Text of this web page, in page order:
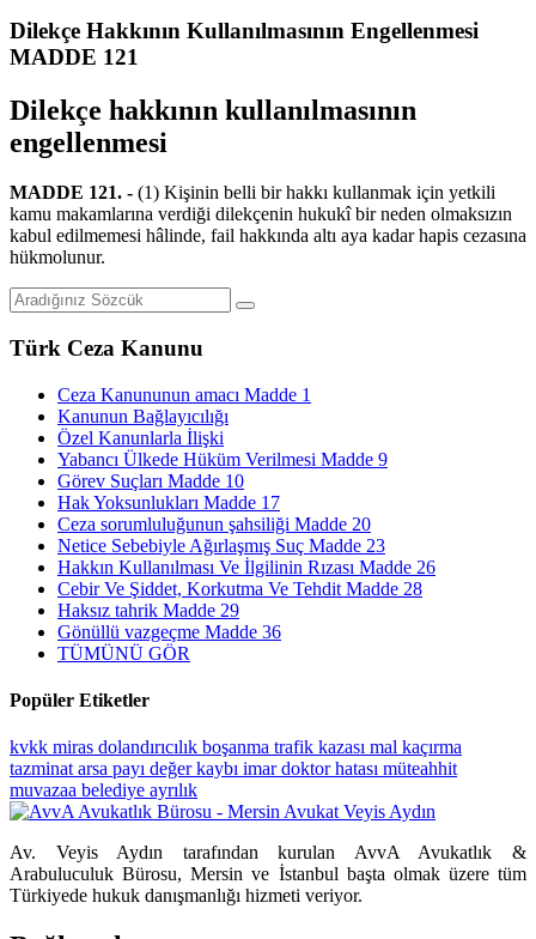
Dilekçe Hakkının Kullanılmasının Engellenmesi
MADDE 121
Dilekçe hakkının kullanılmasının
engellenmesi
MADDE 121. - (1) Kişinin belli bir hakkı kullanmak için yetkili
kamu makamlarına verdiği dilekçenin hukukî bir neden olmaksızın
kabul edilmemesi hâlinde, fail hakkında altı aya kadar hapis cezasına
hükmolunur.
Türk Ceza Kanunu
Ceza Kanununun amacı Madde 1
Kanunun Bağlayıcılığı
Özel Kanunlarla İlişki
Yabancı Ülkede Hüküm Verilmesi Madde 9
Görev Suçları Madde 10
Hak Yoksunlukları Madde 17
Ceza sorumluluğunun şahsiliği Madde 20
Netice Sebebiyle Ağırlaşmış Suç Madde 23
Hakkın Kullanılması Ve İlgilinin Rızası Madde 26
Cebir Ve Şiddet, Korkutma Ve Tehdit Madde 28
Haksız tahrik Madde 29
Gönüllü vazgeçme Madde 36
TÜMÜNÜ GÖR
Popüler Etiketler
kvkk miras dolandırıcılık boşanma trafik kazası mal kaçırma
tazminatarsa payı değer kaybı imardoktor hatası müteahhit
muvazaa belediye ayrılık
Av. Veyis Aydın tarafından kurulan AvvA Avukatlık &
Arabuluculuk Bürosu, Mersin ve İstanbul başta olmak üzere tüm
Türkiyede hukuk danışmanlığı hizmeti veriyor.